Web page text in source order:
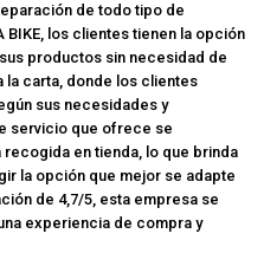
de todo tipo de
BIKE, los clientes tienen la opción
productos sin necesidad de
la carta, donde los clientes
sus necesidades y
servicio que ofrece se
en tienda, lo que brinda
la opción que mejor se adapte
de 4,7/5, esta empresa se
experiencia de compra y